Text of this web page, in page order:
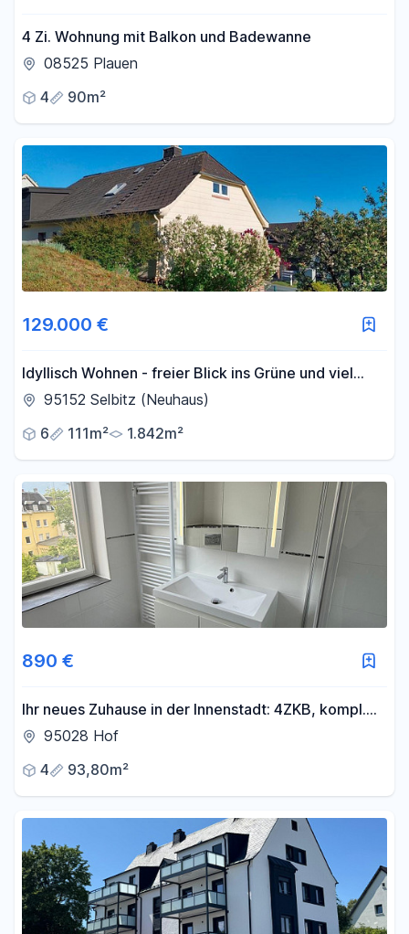
4 Zi. Wohnung mit Balkon und Badewanne
08525 Plauen
4
90m²
129.000 €
Idyllisch Wohnen - freier Blick ins Grüne und viel
Raum für Gestaltung und Freizeit
95152 Selbitz (Neuhaus)
6
111m² 1.842m²
890 €
Ihr neues Zuhause in der Innenstadt: 4ZKB, kompl.
saniert, mit Einbauküche
95028 Hof
4
93,80m²